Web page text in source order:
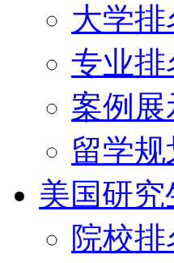
大学排
专业排
案例展
留学规
美国研究
院校排